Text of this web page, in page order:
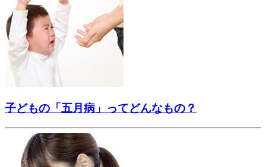
子どもの「五月病」ってどんなもの？